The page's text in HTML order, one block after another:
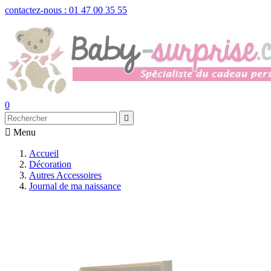
contactez-nous : 01 47 00 35 55
0

 Menu
Accueil
Décoration
Autres Accessoires
Journal de ma naissance